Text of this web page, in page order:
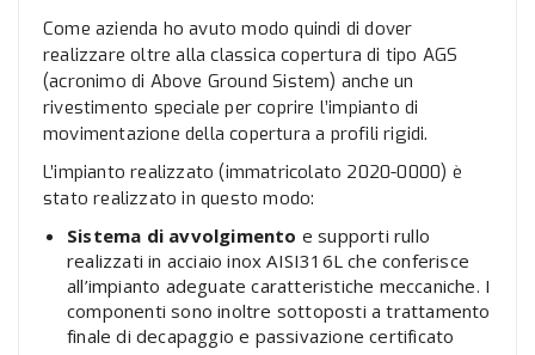
Come azienda ho avuto modo quindi di dover
realizzare oltre alla classica copertura di tipo AGS
(acronimo di Above Ground Sistem) anche un
rivestimento speciale per coprire l’impianto di
movimentazione della copertura a profili rigidi.
L’impianto realizzato (immatricolato 2020-0000) è
stato realizzato in questo modo:
Sistema di avvolgimento e supporti rullo
realizzati in acciaio inox AISI316L che conferisce
all’impianto adeguate caratteristiche meccaniche. I
componenti sono inoltre sottoposti a trattamento
finale di decapaggio e passivazione certificato